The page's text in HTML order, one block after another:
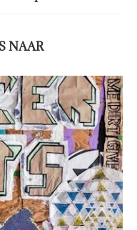
NAAR